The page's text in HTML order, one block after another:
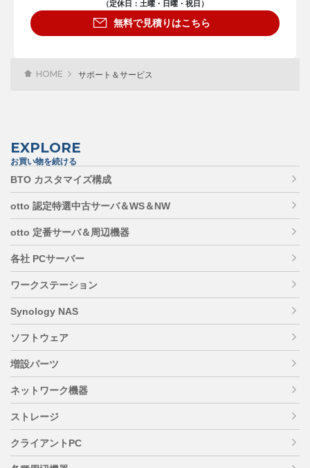
（定休日：土曜・日曜・祝日）
無料で見積りはこちら
HOME サポート＆サービス
EXPLORE
お買い物を続ける
BTO カスタマイズ構成
otto 認定特選中古サーバ＆WS＆NW
otto 定番サーバ＆周辺機器
各社 PCサーバー
ワークステーション
Synology NAS
ソフトウェア
増設パーツ
ネットワーク機器
ストレージ
クライアントPC